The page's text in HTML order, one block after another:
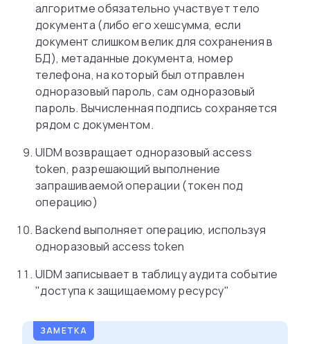
алгоритме обязательно участвует тело
документа (либо его хешсумма, если
документ слишком велик для сохранения в
БД), метаданные документа, номер
телефона, на который был отправлен
одноразовый пароль, сам одноразовый
пароль. Вычисленная подпись сохраняется
рядом с документом.
UIDM возвращает одноразовый access
token, разрешающий выполнение
запрашиваемой операции (токен под
операцию)
Backend выполняет операцию, используя
одноразовый access token
UIDM записывает в таблицу аудита событие
"доступа к защищаемому ресурсу"